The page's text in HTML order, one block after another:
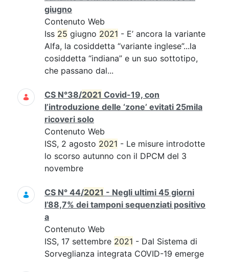
giugno
Contenuto Web
Iss 25 giugno 2021 - E’ ancora la variante
Alfa, la cosiddetta “variante inglese”...la
cosiddetta “indiana” e un suo sottotipo,
che passano dal...
CS N°38/2021 Covid-19, con
l’introduzione delle ‘zone’ evitati 25mila
ricoveri solo
Contenuto Web
ISS, 2 agosto 2021 - Le misure introdotte
lo scorso autunno con il DPCM del 3
novembre
CS N° 44/2021 - Negli ultimi 45 giorni
l’88,7% dei tamponi sequenziati positivo
a
Contenuto Web
ISS, 17 settembre 2021 - Dal Sistema di
Sorveglianza integrata COVID-19 emerge